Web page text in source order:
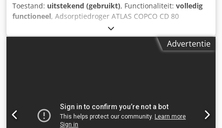
Toestand: uitstekend (gebruikt), Functionaliteit: volledig
functioneel, Adsorptiedroger ATLAS COPCO CD 80
Cedpfxszm Ip Rj An Isrf Technische gegevens: capaciteit:
4800 l/min; droger is volledig functioneel; nettoprijs: 3500
Advertentie